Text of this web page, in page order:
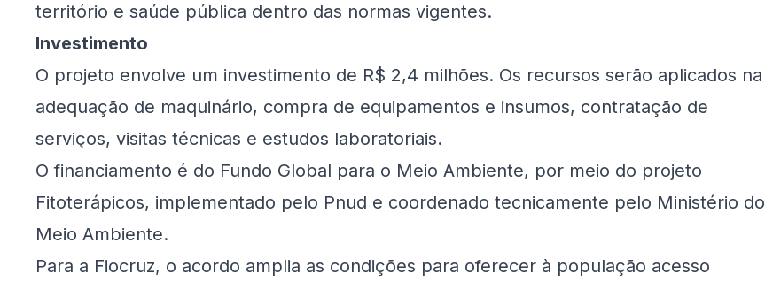
território e saúde pública dentro das normas vigentes.
Investimento
O projeto envolve um investimento de R$ 2,4 milhões. Os recursos serão aplicados na
adequação de maquinário, compra de equipamentos e insumos, contratação de
serviços, visitas técnicas e estudos laboratoriais.
O financiamento é do Fundo Global para o Meio Ambiente, por meio do projeto
Fitoterápicos, implementado pelo Pnud e coordenado tecnicamente pelo Ministério do
Meio Ambiente.
Para a Fiocruz, o acordo amplia as condições para oferecer à população acesso